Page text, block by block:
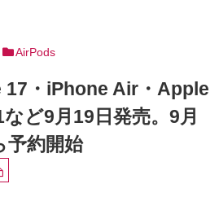
AirPods
17・iPhone Air・Apple
ど9月19日発売。9月
予約開始